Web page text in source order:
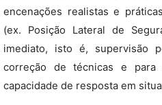
encenações realistas e
(ex. Posição Lateral de
imediato, isto é, supervisão
correção de técnicas e para
capacidade de resposta em